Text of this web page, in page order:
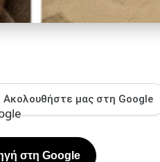
Ακολουθήστε μας στη Google
στη Google